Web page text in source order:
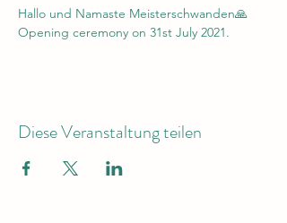
Hallo und Namaste Meisterschwanden🙏
Opening ceremony on 31st July 2021.
Diese Veranstaltung teilen